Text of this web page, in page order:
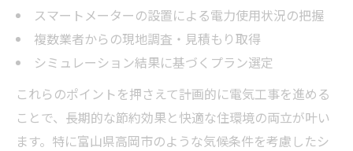
スマートメーターの設置による電力使用状況の把握
複数業者からの現地調査・見積もり取得
シミュレーション結果に基づくプラン選定
これらのポイントを押さえて計画的に電気工事を進める
ことで、長期的な節約効果と快適な住環境の両立が叶い
ます。特に富山県高岡市のような気候条件を考慮したシ